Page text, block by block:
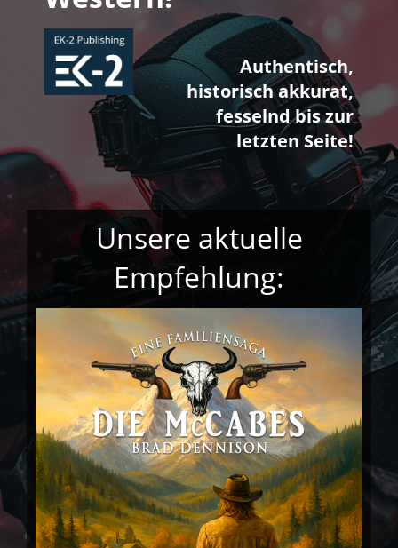
Authentisch,
historisch akkurat,
fesselnd bis zur
letzten Seite!
Unsere aktuelle
Empfehlung: